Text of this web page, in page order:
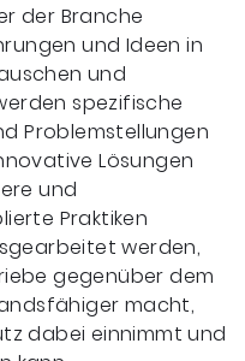
der Branche
und Ideen in
und
spezifische
Problemstellungen
Lösungen
und
Praktiken
werden,
gegenüber dem
macht,
dabei einnimmt und